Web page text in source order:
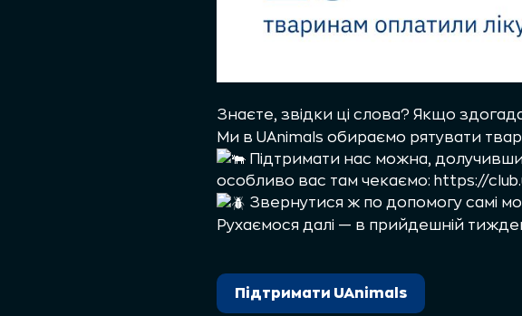
Знаєте, звідки ці слова? Якщо
Ми в UAnimals обираємо рятувати
Підтримати нас можна,
особливо вас там чекаємо: https://
Звернутися ж по допомогу самі
Рухаємося далі — в прийдешній
Підтримати UAnimals